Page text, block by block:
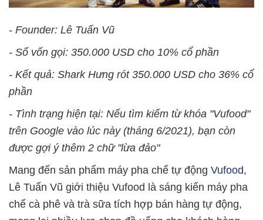
- Founder: Lê Tuấn Vũ
- Số vốn gọi: 350.000 USD cho 10% cổ phần
- Kết quả: Shark Hưng rót 350.000 USD cho 36% cổ
phần
- Tình trạng hiện tại: Nếu tìm kiếm từ khóa "Vufood"
trên Google vào lúc này (tháng 6/2021), bạn còn
được gợi ý thêm 2 chữ "lừa đảo"
Mang đến sản phẩm máy pha chế tự động Vufood,
Lê Tuấn Vũ giới thiệu Vufood là sáng kiến máy pha
chế cà phê và trà sữa tích hợp bán hàng tự động,